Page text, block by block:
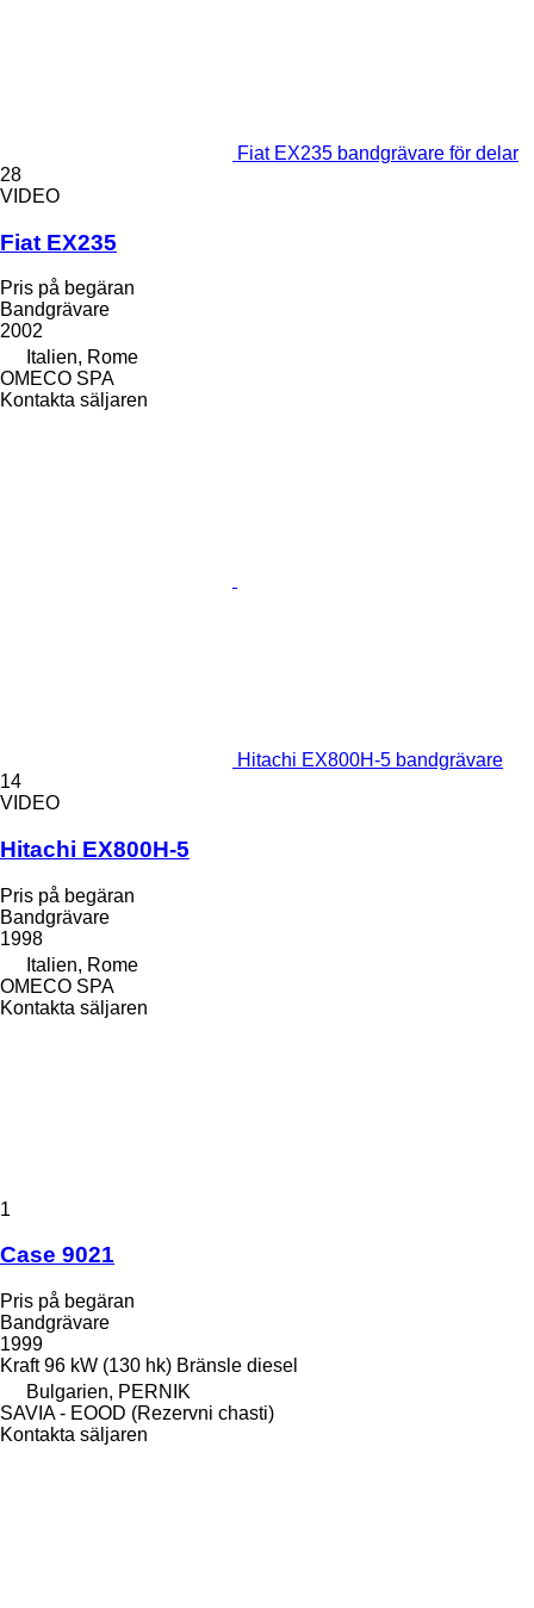
Fiat EX235 bandgrävare för delar
28
VIDEO
Fiat EX235
Pris på begäran
Bandgrävare
2002
Italien, Rome
OMECO SPA
Kontakta säljaren
Hitachi EX800H-5 bandgrävare
14
VIDEO
Hitachi EX800H-5
Pris på begäran
Bandgrävare
1998
Italien, Rome
OMECO SPA
Kontakta säljaren
1
Case 9021
Pris på begäran
Bandgrävare
1999
Kraft 96 kW (130 hk) Bränsle diesel
Bulgarien, PERNIK
SAVIA - EOOD (Rezervni chasti)
Kontakta säljaren